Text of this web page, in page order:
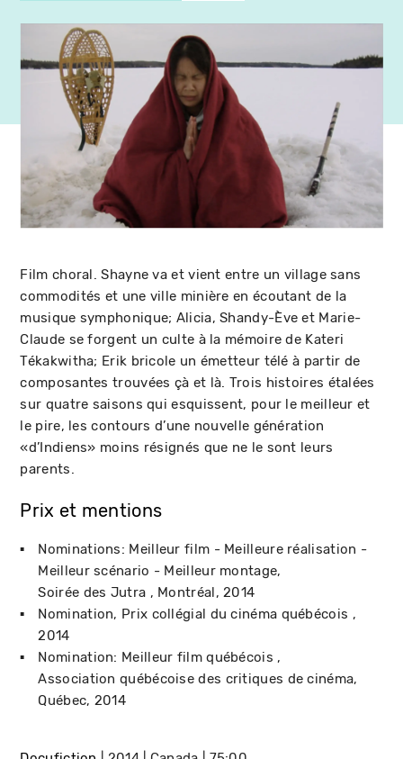
Film choral. Shayne va et vient entre un village sans
commodités et une ville minière en écoutant de la
musique symphonique; Alicia, Shandy-Ève et Marie-
Claude se forgent un culte à la mémoire de Kateri
Tékakwitha; Erik bricole un émetteur télé à partir de
composantes trouvées çà et là. Trois histoires étalées
sur quatre saisons qui esquissent, pour le meilleur et
le pire, les contours d’une nouvelle génération
«d’Indiens» moins résignés que ne le sont leurs
parents.
Prix et mentions
Nominations: Meilleur film - Meilleure réalisation -
Meilleur scénario - Meilleur montage
Soirée des Jutra
Montréal 2014
Nomination
Prix collégial du cinéma québécois
2014
Nomination: Meilleur film québécois
Association québécoise des critiques de cinéma
Québec 2014